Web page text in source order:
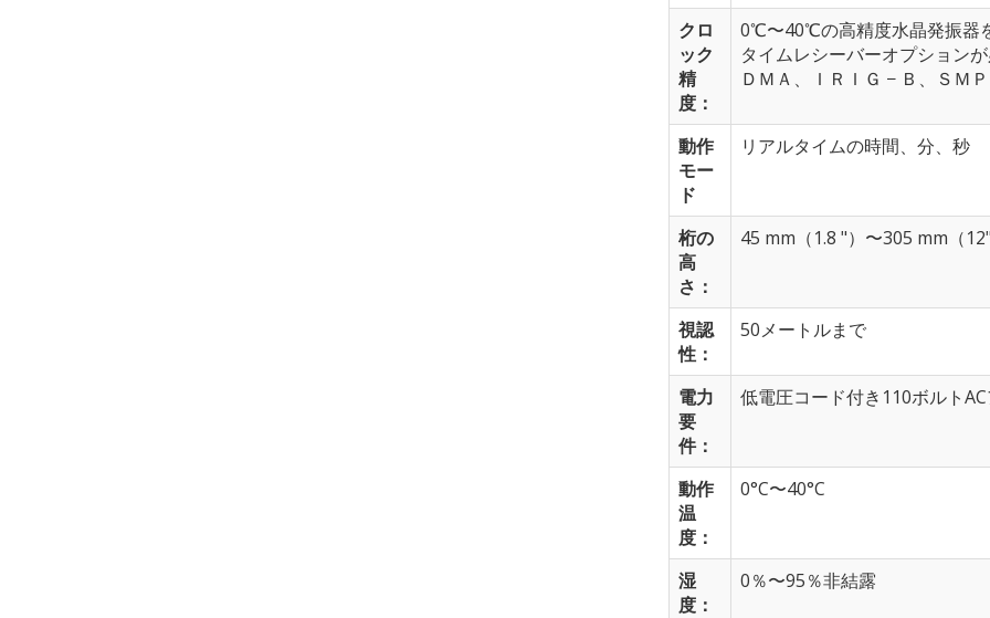
クロ
ック
精
度：
0℃〜40℃の高精度水晶発振器
タイムレシーバーオプション
ＤＭＡ、ＩＲＩＧ − Ｂ、ＳＭ
動作
モー
ド
リアルタイムの時間、分、秒
桁の
高
さ：
45 mm（1.8 "）〜305 mm（
視認
性：
50メートルまで
電力
要
件：
低電圧コード付き110ボルト
動作
温
度：
0°C〜40°C
湿
度：
0％〜95％非結露